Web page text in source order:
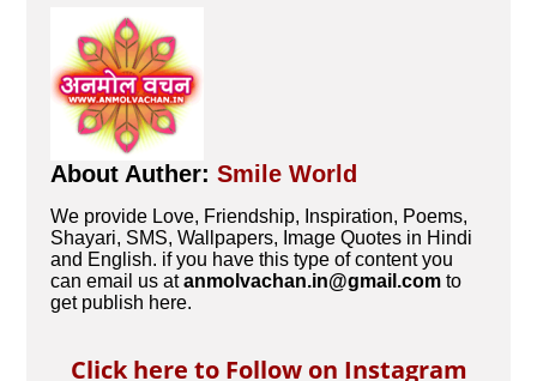
About Auther:Smile World
We provide Love, Friendship, Inspiration, Poems,
Shayari, SMS, Wallpapers, Image Quotes in Hindi
and English. if you have this type of content you
can email us atanmolvachan.in@gmail.com to
get publish here.
Click here to Follow on Instagram